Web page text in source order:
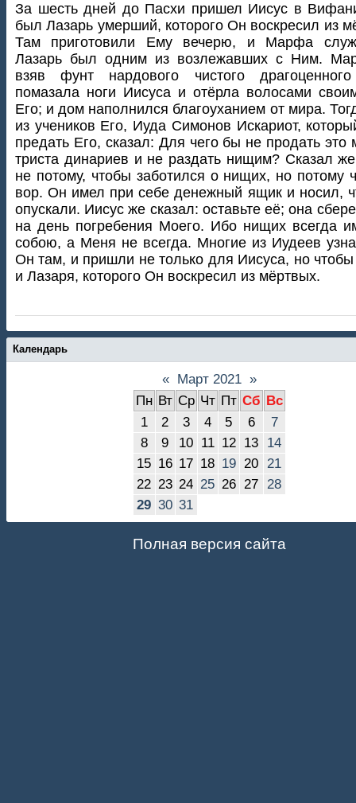
За шесть дней до Пасхи пришел Иисус в
был Лазарь умерший, которого Он воскресил из
Там приготовили Ему вечерю, и Марфа
Лазарь был одним из возлежавших с Ним.
взяв фунт нардового чистого
помазала ноги Иисуса и отёрла волосами
Его; и дом наполнился благоуханием от мира.
из учеников Его, Иуда Симонов Искариот,
предать Его, сказал: Для чего бы не продать это
триста динариев и не раздать нищим? Сказал
не потому, чтобы заботился о нищих, но потому
вор. Он имел при себе денежный ящик и носил,
опускали. Иисус же сказал: оставьте её; она
на день погребения Моего. Ибо нищих всегда
собою, а Меня не всегда. Многие из Иудеев
Он там, и пришли не только для Иисуса, но чтобы
и Лазаря, которого Он воскресил из мёртвых.
Календарь
« Март 2021 »
Пн Вт Ср Чт Пт Сб Вс
1
2 3 4 5 6
7
8
9 10 11 12 13 14
15 16 17 18 19 20 21
22 23 24 25 26 27 28
29 30 31
Полная версия сайта